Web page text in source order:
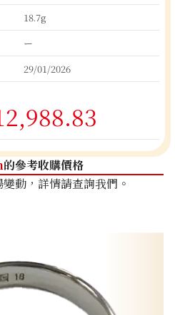
18.7g
ー
29/01/2026
的參考收購價格
動，詳情請查詢我們。